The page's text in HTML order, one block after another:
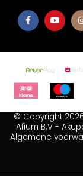
© Copyright
Afium B.V -
Algemene